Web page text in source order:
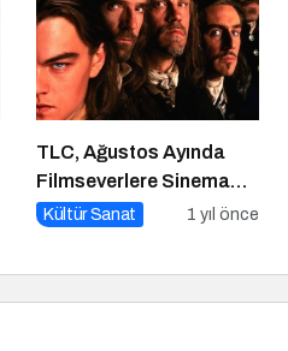
TLC, Ağustos Ayında
Filmseverlere Sinema
Dolu Akşamlar Sunuyor
Kültür Sanat 1 yıl önce